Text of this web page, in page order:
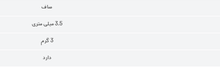
صاف
3.5 میلی متری
3 گرم
دارد